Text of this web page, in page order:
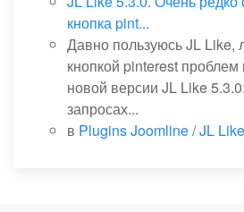
кнопка pint...
Давно пользуюсь JL Like,
кнопкой pinterest
новой версии JL Like
запросах...
в Plugins Joomline/JL